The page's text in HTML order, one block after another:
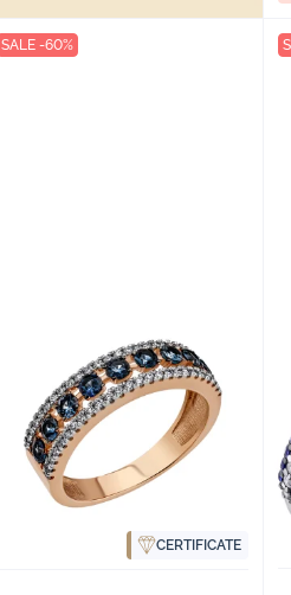
SALE -60%
CERTIFICATE